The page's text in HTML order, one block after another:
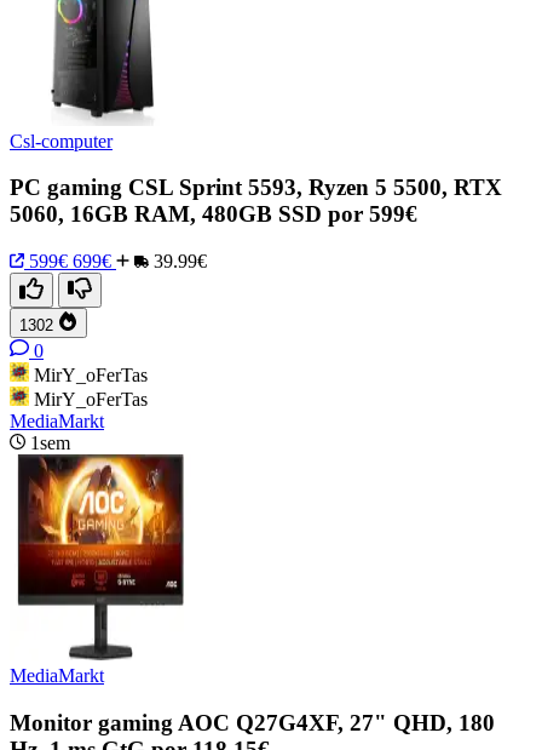
Csl-computer
PC gaming CSL Sprint 5593, Ryzen 5 5500, RTX
5060, 16GB RAM, 480GB SSD por 599€
599€ 699€ 39.99€
1302
0
MirY_oFerTas
MirY_oFerTas
MediaMarkt
1sem
MediaMarkt
Monitor gaming AOC Q27G4XF, 27" QHD, 180